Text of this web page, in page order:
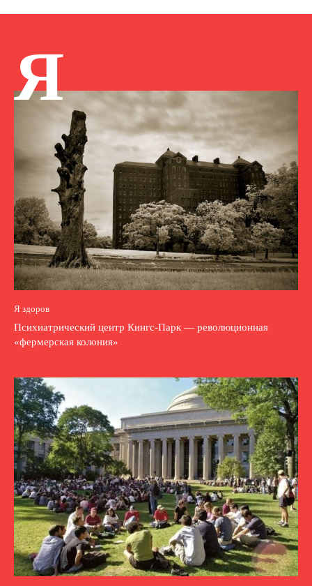
Я
Я здоров
Психиатрический центр Кингс-Парк — революционная
«фермерская колония»